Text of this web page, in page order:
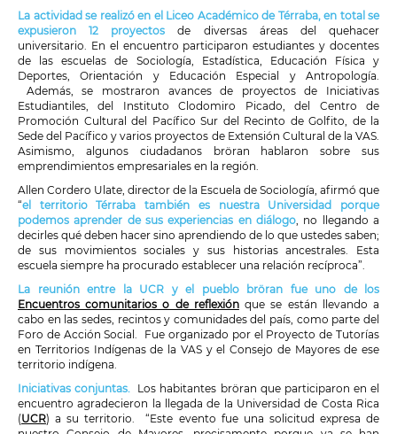
La actividad se realizó en el Liceo Académico de Térraba, en total se
expusieron 12 proyectos de diversas áreas del quehacer
universitario. En el encuentro participaron estudiantes y docentes
de las escuelas de Sociología, Estadística, Educación Física y
Deportes, Orientación y Educación Especial y Antropología.
Además, se mostraron avances de proyectos de Iniciativas
Estudiantiles, del Instituto Clodomiro Picado, del Centro de
Promoción Cultural del Pacífico Sur del Recinto de Golfito, de la
Sede del Pacífico y varios proyectos de Extensión Cultural de la VAS.
Asimismo, algunos ciudadanos bröran hablaron sobre sus
emprendimientos empresariales en la región.
Allen Cordero Ulate, director de la Escuela de Sociología, afirmó que
“el territorio Térraba también es nuestra Universidad porque
podemos aprender de sus experiencias en diálogo, no llegando a
decirles qué deben hacer sino aprendiendo de lo que ustedes saben;
de sus movimientos sociales y sus historias ancestrales. Esta
escuela siempre ha procurado establecer una relación recíproca”.
La reunión entre la UCR y el pueblo bröran fue uno de los
Encuentros comunitarios o de reflexión que se están llevando a
cabo en las sedes, recintos y comunidades del país, como parte del
Foro de Acción Social. Fue organizado por el Proyecto de Tutorías
en Territorios Indígenas de la VAS y el Consejo de Mayores de ese
territorio indígena.
Iniciativas conjuntas. Los habitantes bröran que participaron en el
encuentro agradecieron la llegada de la Universidad de Costa Rica
(UCR) a su territorio. “Este evento fue una solicitud expresa de